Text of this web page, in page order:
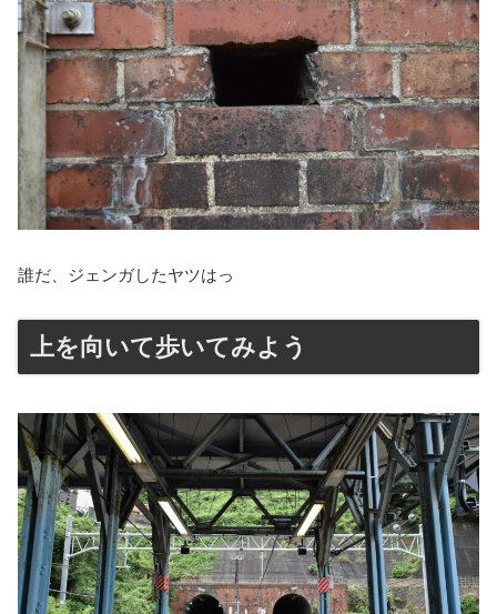
誰だ、ジェンガしたヤツはっ
上を向いて歩いてみよう